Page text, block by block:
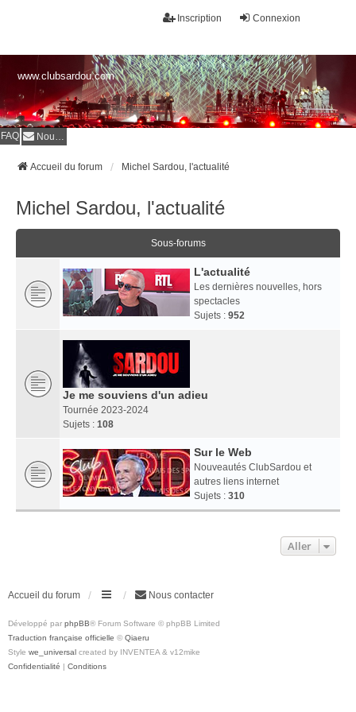
Connexion
Inscription
www.clubsardou.com
FAQ Nous contacter
Accueil du forum Michel Sardou, l'actualité
Michel Sardou, l'actualité
Sous-forums
L'actualité
Les dernières nouvelles, hors
spectacles
Sujets : 952
Je me souviens d'un adieu
Tournée 2023-2024
Sujets : 108
Sur le Web
Nouveautés ClubSardou et
autres liens internet
Sujets : 310
Aller
Accueil du forum Nous contacter
Développé par phpBB® Forum Software © phpBB Limited
Traduction française officielle © Qiaeru
Style we_universal created by INVENTEA & v12mike
Confidentialité | Conditions